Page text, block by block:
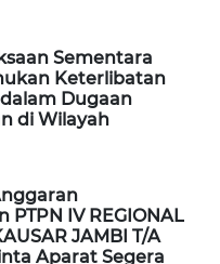
Sementara
Keterlibatan
Dugaan
di Wilayah
PTPN IV REGIONAL
JAMBI T/A
Aparat Segera